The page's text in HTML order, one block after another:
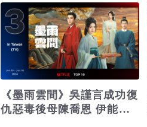
《墨雨雲間》吳謹言成功復
仇惡毒後母陳喬恩 伊能靜